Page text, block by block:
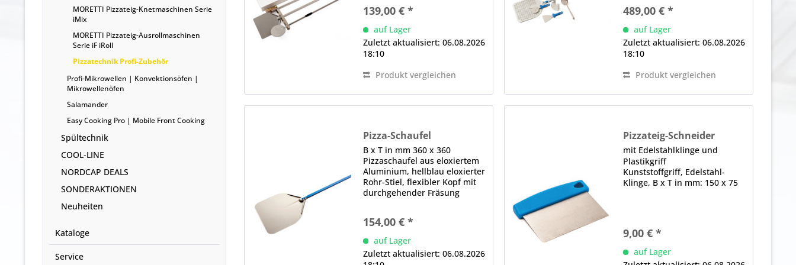
MORETTI Pizzateig-Knetmaschinen Serie
iMix
MORETTI Pizzateig-Ausrollmaschinen
Serie iF iRoll
Pizzatechnik Profi-Zubehör
Profi-Mikrowellen | Konvektionsöfen |
Mikrowellenöfen
Salamander
Easy Cooking Pro | Mobile Front Cooking
Spültechnik
COOL-LINE
NORDCAP DEALS
SONDERAKTIONEN
Neuheiten
Kataloge
Service
139,00 € *
auf Lager
Zuletzt aktualisiert: 06.08.2026
18:10
Produkt vergleichen
mit Messingborsten,
ausrichtbar, Aluminium
Wandschaufelträger, für 2...
489,00 € *
auf Lager
Zuletzt aktualisiert: 06.08.2026
18:10
Produkt vergleichen
Pizza-Schaufel
B x T in mm 360 x 360
Pizzaschaufel aus eloxiertem
Aluminium, hellblau eloxierter
Rohr-Stiel, flexibler Kopf mit
durchgehender Fräsung
154,00 € *
auf Lager
Zuletzt aktualisiert: 06.08.2026
Pizzateig-Schneider
mit Edelstahlklinge und
Plastikgriff
Kunststoffgriff, Edelstahl-
Klinge, B x T in mm: 150 x 75
9,00 € *
auf Lager